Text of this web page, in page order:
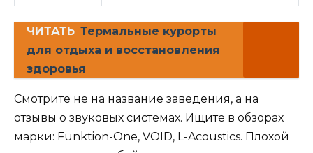
ЧИТАТЬ Термальные курорты
для отдыха и восстановления
здоровья
Смотрите не на название заведения, а на
отзывы о звуковых системах. Ищите в обзорах
марки: Funktion-One, VOID, L-Acoustics. Плохой